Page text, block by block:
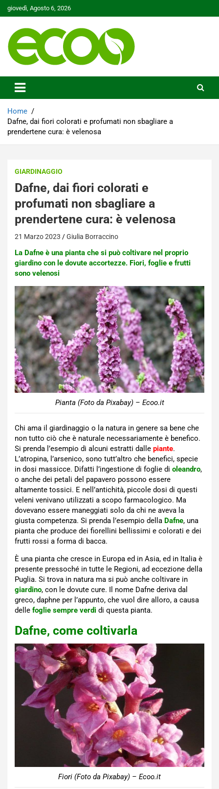
Skip
to
giovedì, Agosto 6, 2026
Ecoo.it
Home
Dafne, dai fiori colorati e profumati non sbagliare a
prendertene cura: è velenosa
GIARDINAGGIO
Dafne, dai fiori colorati e
profumati non sbagliare a
prendertene cura: è velenosa
21 Marzo 2023 Giulia Borraccino
La Dafne è una pianta che si può coltivare nel proprio
giardino con le dovute accortezze. Fiori, foglie e frutti
sono velenosi
Pianta (Foto da Pixabay) – Ecoo.it
Chi ama il giardinaggio o la natura in genere sa bene che
non tutto ciò che è naturale necessariamente è benefico.
Si prenda l’esempio di alcuni estratti dalle piante.
L’atropina, l’arsenico, sono tutt’altro che benefici, specie
in dosi massicce. Difatti l’ingestione di foglie di oleandro,
o anche dei petali del papavero possono essere
altamente tossici. E nell’antichità, piccole dosi di questi
veleni venivano utilizzati a scopo farmacologico. Ma
dovevano essere maneggiati solo da chi ne aveva la
giusta competenza. Si prenda l’esempio della Dafne, una
pianta che produce dei fiorellini bellissimi e colorati e dei
frutti rossi a forma di bacca.
È una pianta che cresce in Europa ed in Asia, ed in Italia è
presente pressoché in tutte le Regioni, ad eccezione della
Puglia. Si trova in natura ma si può anche coltivare in
giardino, con le dovute cure. Il nome Dafne deriva dal
greco, daphne per l’appunto, che vuol dire alloro, a causa
delle foglie sempre verdi di questa pianta.
Dafne, come coltivarla
Fiori (Foto da Pixabay) – Ecoo.it